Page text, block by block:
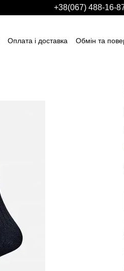
+38(067) 488-16-
Оплата і доставка Обмін та